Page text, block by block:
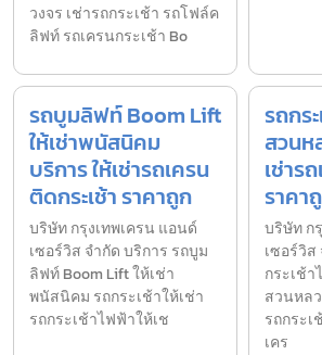
วงจร เช่ารถกระเช้า รถโฟล์ค
ลิฟท์ รถเครนกระเช้า Bo
รถบูมลิฟท์ Boom Lift
ให้เช่าพนัสนิคม
บริการ ให้เช่ารถเครน
ติดกระเช้า ราคาถูก
บริษัท กรุงเทพเครน แอนด์
เซอร์วิส จำกัด บริการ รถบูม
ลิฟท์ Boom Lift ให้เช่า
พนัสนิคม รถกระเช้าให้เช่า
รถกระเช้าไฟฟ้าให้เช
รถกร
สวนห
เช่าร
ราคา
บริษัท ก
เซอร์วิส
กระเช้า
สวนหล
รถกระ
เคร